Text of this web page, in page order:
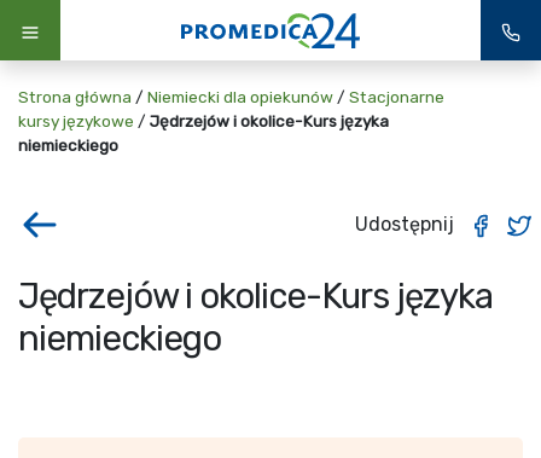
Strona główna / Niemiecki dla opiekunów / Stacjonarne
kursy językowe / Jędrzejów i okolice-Kurs języka
niemieckiego
Udostępnij
Jędrzejów i okolice-Kurs języka
niemieckiego